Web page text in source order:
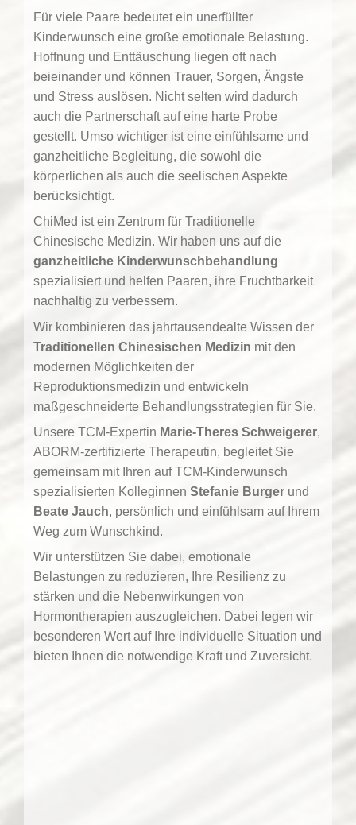
Für viele Paare bedeutet ein unerfüllter
Kinderwunsch eine große emotionale Belastung.
Hoffnung und Enttäuschung liegen oft nach
beieinander und können Trauer, Sorgen, Ängste
und Stress auslösen. Nicht selten wird dadurch
auch die Partnerschaft auf eine harte Probe
gestellt. Umso wichtiger ist eine einfühlsame und
ganzheitliche Begleitung, die sowohl die
körperlichen als auch die seelischen Aspekte
berücksichtigt.
ChiMed ist ein Zentrum für Traditionelle
Chinesische Medizin. Wir haben uns auf die
ganzheitliche Kinderwunschbehandlung
spezialisiert und helfen Paaren, ihre Fruchtbarkeit
nachhaltig zu verbessern.
Wir kombinieren das jahrtausendealte Wissen der
Traditionellen Chinesischen Medizin mit den
modernen Möglichkeiten der
Reproduktionsmedizin und entwickeln
maßgeschneiderte Behandlungsstrategien für Sie.
Unsere TCM-Expertin Marie-Theres Schweigerer,
ABORM-zertifizierte Therapeutin, begleitet Sie
gemeinsam mit Ihren auf TCM-Kinderwunsch
spezialisierten Kolleginnen Stefanie Burgerund
Beate Jauch, persönlich und einfühlsam auf Ihrem
Weg zum Wunschkind.
Wir unterstützen Sie dabei, emotionale
Belastungen zu reduzieren, Ihre Resilienz zu
stärken und die Nebenwirkungen von
Hormontherapien auszugleichen. Dabei legen wir
besonderen Wert auf Ihre individuelle Situation und
bieten Ihnen die notwendige Kraft und Zuversicht.